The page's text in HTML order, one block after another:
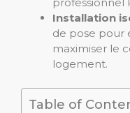
Installation
de pose pour
maximiser le
logement.
Table of